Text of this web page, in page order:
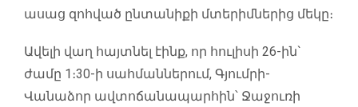
ասաց զոհված ընտանիքի մտերիմներից մեկը։
Ավելի վաղ հայտնել էինք, որ հուլիսի 26-ին`
ժամը 1։30-ի սահմաններում, Գյումրի-
Վանաձոր ավտոճանապարհին՝ Ջաջուռի